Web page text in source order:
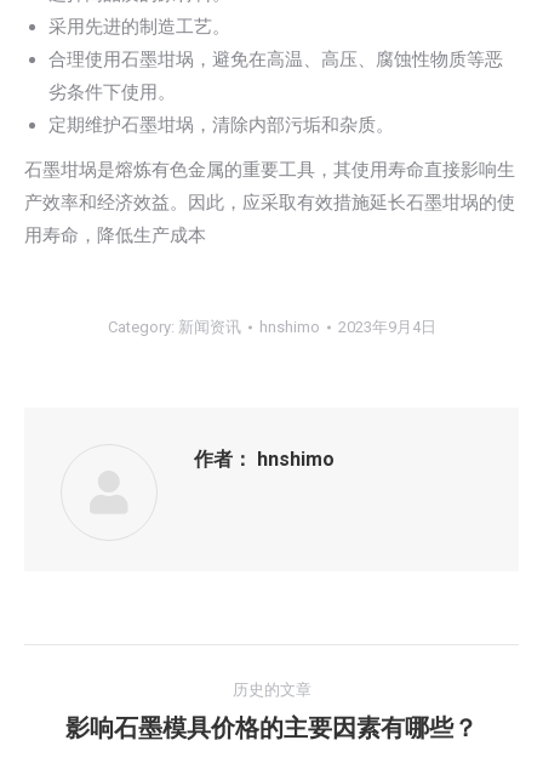
采用先进的制造工艺。
合理使用石墨坩埚，避免在高温、高压、腐蚀性物质等恶
劣条件下使用。
定期维护石墨坩埚，清除内部污垢和杂质。
石墨坩埚是熔炼有色金属的重要工具，其使用寿命直接影响生
产效率和经济效益。因此，应采取有效措施延长石墨坩埚的使
用寿命，降低生产成本
Category: 新闻资讯 hnshimo 2023年9月4日
作者： hnshimo
历史的文章
历
影响石墨模具价格的主要因素有哪些？